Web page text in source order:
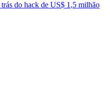
trás do hack de US$ 1 ,5 milhão